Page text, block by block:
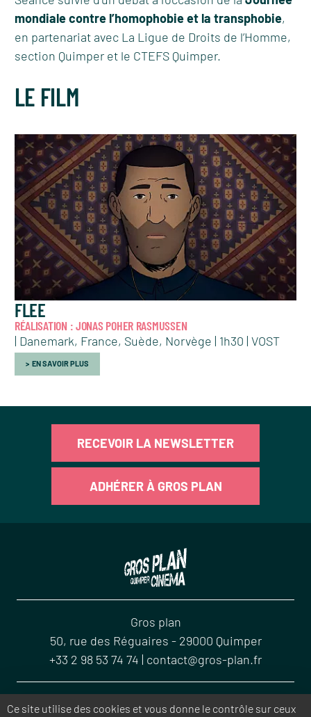
Ce site utilise des cookies et vous donne le contrôle sur ceux
mondiale contre l’homophobie et la transphobie,
en partenariat avec La Ligue de Droits de l’Homme,
section Quimper et le CTEFS Quimper.
LE FILM
FLEE
RÉALISATION : JONAS POHER RASMUSSEN
| Danemark, France, Suède, Norvège | 1h30 | VOST
EN SAVOIR PLUS
RECEVOIR LA NEWSLETTER
ADHÉRER À GROS PLAN
Gros plan
50, rue des Réguaires - 29000 Quimper
+33 2 98 53 74 74 | contact@gros-plan.fr
ACCUEIL CONTACT MENTIONS LÉGALES
PLAN DU SITE